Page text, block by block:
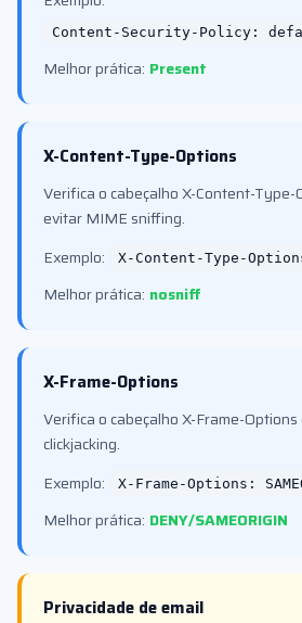
Content-Security-Policy:
Melhor prática: Present
X-Content-Type-Options
Verifica o cabeçalho X-Content-
evitar MIME sniffing.
Exemplo:
X-Content-Type-
Melhor prática: nosniff
X-Frame-Options
Verifica o cabeçalho X-Frame-
clickjacking.
Exemplo:
X-Frame-Options:
Melhor prática: DENY/SAMEORIGIN
Privacidade de email